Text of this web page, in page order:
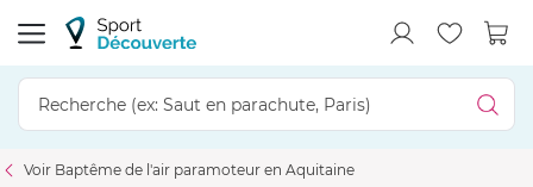
Voir Baptême de l'air paramoteur en Aquitaine